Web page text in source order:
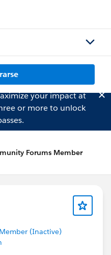
your impact at
or more to unlock
Forums Member
(Inactive)